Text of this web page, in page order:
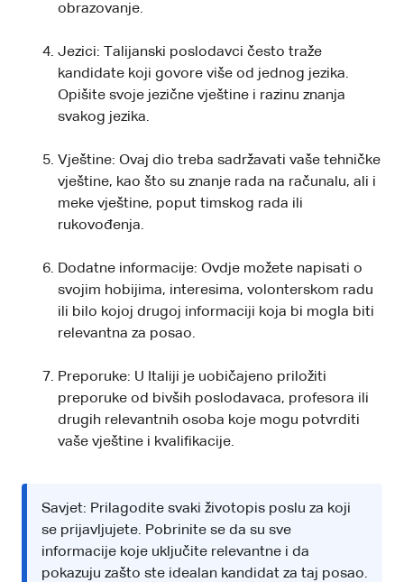
obrazovanje.
Jezici: Talijanski poslodavci često traže
kandidate koji govore više od jednog jezika.
Opišite svoje jezične vještine i razinu znanja
svakog jezika.
Vještine: Ovaj dio treba sadržavati vaše tehničke
vještine, kao što su znanje rada na računalu, ali i
meke vještine, poput timskog rada ili
rukovođenja.
Dodatne informacije: Ovdje možete napisati o
svojim hobijima, interesima, volonterskom radu
ili bilo kojoj drugoj informaciji koja bi mogla biti
relevantna za posao.
Preporuke: U Italiji je uobičajeno priložiti
preporuke od bivših poslodavaca, profesora ili
drugih relevantnih osoba koje mogu potvrditi
vaše vještine i kvalifikacije.
Savjet: Prilagodite svaki životopis poslu za koji
se prijavljujete. Pobrinite se da su sve
informacije koje uključite relevantne i da
pokazuju zašto ste idealan kandidat za taj posao.